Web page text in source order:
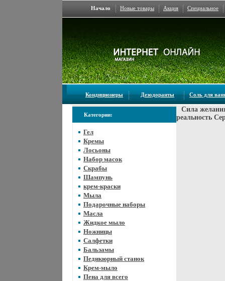
Начало Новые товары Акция Специальное
Кондиционеры Дезодоранты Соль для
Категории:
Гел
Кремы
Лосьоны
Набор масок
Скрабы
Шампунь
крем-краски
Мыла
Подарочные наборы
Масла
Жидкое мыло
Ножницы
Салфетки
Бальзамы
Педикюрный станок
Крем-мыло
Пена для всего
Сила
реальность